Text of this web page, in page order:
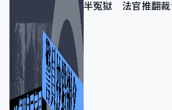
半冤獄 法官推翻裁